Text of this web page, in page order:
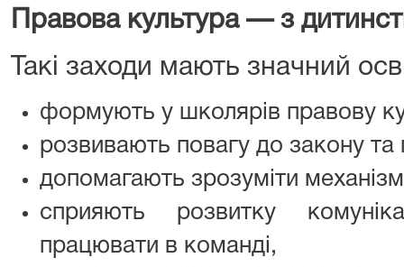
Правова культура — з
Такі заходи мають значний
формують у школярів правову
розвивають повагу до закону та
допомагають зрозуміти
сприяють розвитку
працювати в команді,